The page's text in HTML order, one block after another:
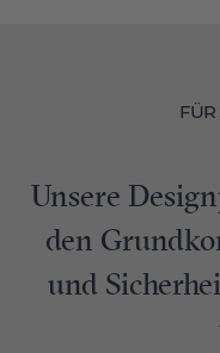
FÜR
Unsere
den
und